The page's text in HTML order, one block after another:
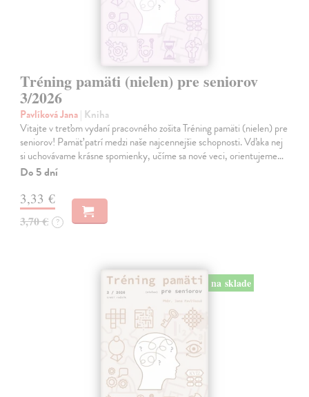
Tréning pamäti (nielen) pre seniorov
3/2026
Pavlíková Jana| Kniha
Vitajte v treťom vydaní pracovného zošita Tréning pamäti (nielen) pre
seniorov! Pamäť patrí medzi naše najcennejšie schopnosti. Vďaka nej
si uchovávame krásne spomienky, učíme sa nové veci, orientujeme…
Do 5 dní
3,33 €
3,70 € ?
na sklade